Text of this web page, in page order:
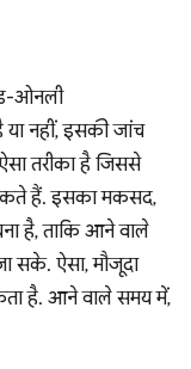
ओनली
या नहीं, इसकी जांच
तरीका है जिससे
सकते हैं. इसका मकसद,
है, ताकि आने वाले
सके. ऐसा, मौजूदा
है. आने वाले समय में,